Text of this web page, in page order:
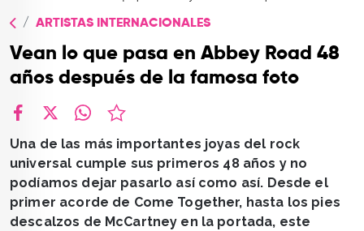
CONTACTO
ARTISTAS INTERNACIONALES
Vean lo que pasa en Abbey Road 48
años después de la famosa foto
Una de las más importantes joyas del rock
universal cumple sus primeros 48 años y no
podíamos dejar pasarlo así como así. Desde el
primer acorde de Come Together, hasta los pies
descalzos de McCartney en la portada, este